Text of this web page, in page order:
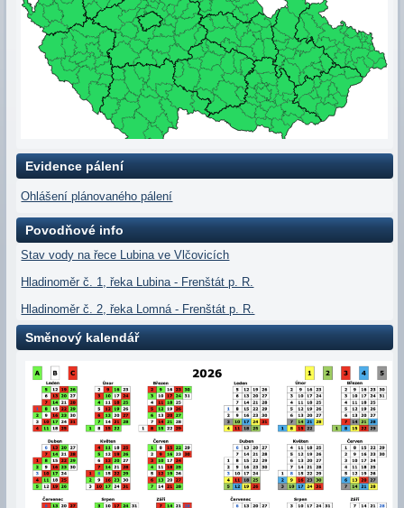
Evidence pálení
Ohlášení plánovaného pálení
Povodňové info
Stav vody na řece Lubina ve Vlčovicích
Hladinoměr č. 1, řeka Lubina - Frenštát p. R.
Hladinoměr č. 2, řeka Lomná - Frenštát p. R.
Směnový kalendář